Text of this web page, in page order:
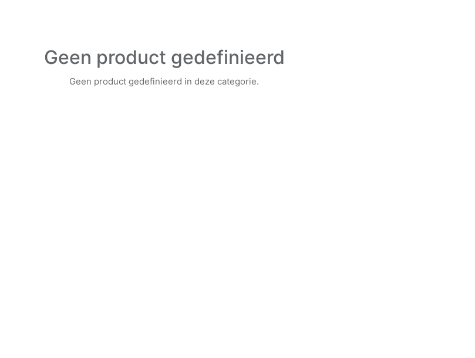
Geen product gedefinieerd
Geen product gedefinieerd in deze categorie.